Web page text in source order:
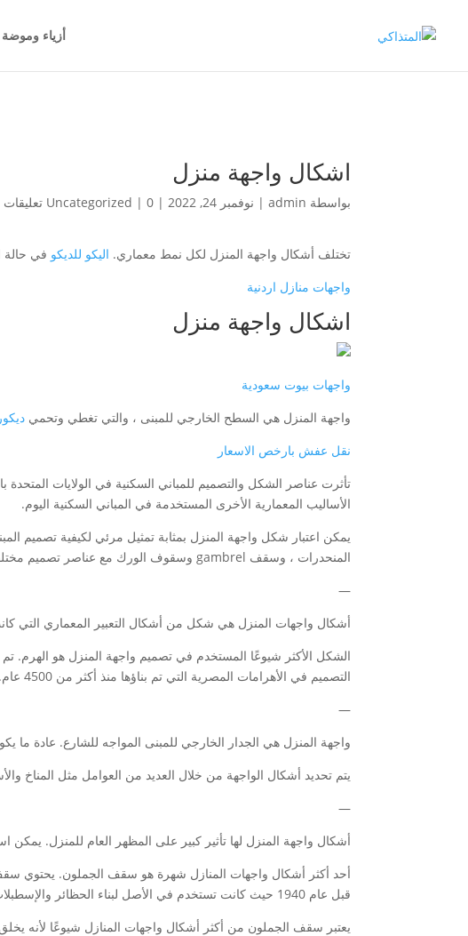
أزياء وموضة
اشكال واجهة منزل
بواسطة admin
| نوفمبر 24, 2022 |
Uncategorized | 0 تعليقات
تختلف أشكال واجهة المنزل لكل نمط معماري. اليكو للديكو في حالة
واجهات منازل اردنية
اشكال واجهة منزل
واجهات بيوت سعودية
واجهة المنزل هي السطح الخارجي للمبنى ، والتي تغطي وتحمي
نقل عفش بارخص الاسعار
تأثرت عناصر الشكل والتصميم للمباني السكنية في الولايات المتحدة
الأساليب المعمارية الأخرى المستخدمة في المباني السكنية اليوم.
يمكن اعتبار شكل واجهة المنزل بمثابة تمثيل مرئي لكيفية
المنحدرات ، وسقف gambrel وسقوف الورك مع عناصر تصميم مختلفة مثل نوافذ ناتئة ونوافذ كبيرة.
—
أشكال واجهات المنزل هي شكل من أشكال التعبير المعماري التي
الشكل الأكثر شيوعًا المستخدم في تصميم واجهة المنزل هو الهرم.
التصميم في الأهرامات المصرية التي تم بناؤها منذ أكثر من 4500 عام.
—
واجهة المنزل هي الجدار الخارجي للمبنى المواجه للشارع. عادة ما
يتم تحديد أشكال الواجهة من خلال العديد من العوامل مثل المناخ
—
أشكال واجهة المنزل لها تأثير كبير على المظهر العام للمنزل. يمكن
أحد أكثر أشكال واجهات المنازل شهرة هو سقف الجملون. يحتوي
قبل عام 1940 حيث كانت تستخدم في الأصل لبناء الحظائر والإسطبلات.
يعتبر سقف الجملون من أكثر أشكال واجهات المنازل شيوعًا لأنه يخلق